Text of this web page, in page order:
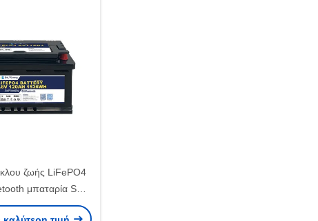
ζωής LiFePO4
μπαταρία SAE
τύπου ευρύ εύρος